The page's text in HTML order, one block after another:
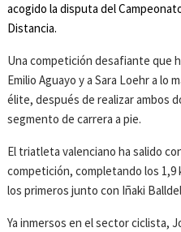
acogido la disputa del
Distancia.
Una competición desafiante que
Emilio Aguayo y a Sara Loehr a lo
élite, después de realizar ambos
segmento de carrera a pie.
El triatleta valenciano ha salido
competición, completando los
los primeros junto con Iñaki
Ya inmersos en el sector ciclista,